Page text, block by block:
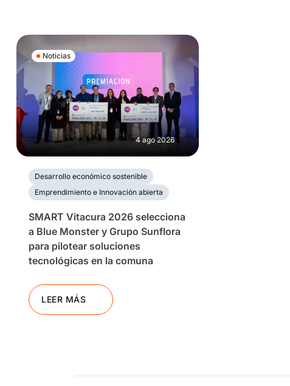
Noticias
4 ago 2026
Desarrollo económico sostenible
Emprendimiento e Innovación abierta
SMART Vitacura 2026 selecciona
a Blue Monster y Grupo Sunflora
para pilotear soluciones
tecnológicas en la comuna
LEER MÁS